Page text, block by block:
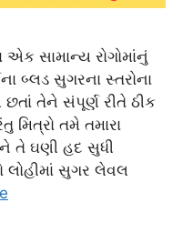
એક સામાન્ય રોગોમાંનું
બ્લડ સુગરના સ્તરોના
તેને સંપૂર્ણ રીતે ઠીક
તમે તમારા
તે ઘણી હદ સુધી
લોહીમાં સુગર લેવલ